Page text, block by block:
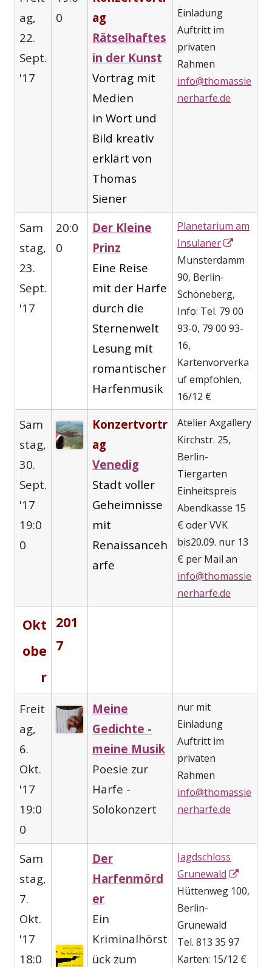
ag,
22.
Sept.
'17
0
ag
Rätselhaftes
in der Kunst
Vortrag mit
Medien
in Wort und
Bild kreativ
erklärt von
Thomas
Siener
Einladung
Auftritt im
privaten
Rahmen
info@thomassie
nerharfe.de
Sam
stag,
23.
Sept.
'17
20:0
0
Der Kleine
Prinz
Eine Reise
mit der Harfe
durch die
Sternenwelt
Lesung mit
romantischer
Harfenmusik
Planetarium am
Insulaner
neuem
öffnen
Munsterdamm
90, Berlin-
Schöneberg,
Info: Tel. 79 00
93-0, 79 00 93-
16,
Kartenvorverka
uf empfohlen,
16/12 €
Sam
stag,
30.
Sept.
'17
19:0
0
Konzertvortr
ag
Venedig
Stadt voller
Geheimnisse
mit
Renaissanceh
arfe
Atelier Axgallery
Kirchstr. 25,
Berlin-
Tiergarten
Einheitspreis
Abendkasse 15
€ oder VVK
bis20.09. nur 13
€ per Mail an
info@thomassie
nerharfe.de
Okt
obe
r
201
7
Freit
ag,
6.
Okt.
'17
19:0
0
Meine
Gedichte -
meine Musik
Poesie zur
Harfe -
Solokonzert
nur mit
Einladung
Auftritt im
privaten
Rahmen
info@thomassie
nerharfe.de
Sam
stag,
7.
Okt.
'17
18:0
Der
Harfenmörd
er
Ein
Kriminalhörst
ück zum
Jagdschloss
Grunewald
neuem
Hüttenweg 100,
Berlin-
Grunewald
Tel. 813 35 97
Karten: 15/12 €